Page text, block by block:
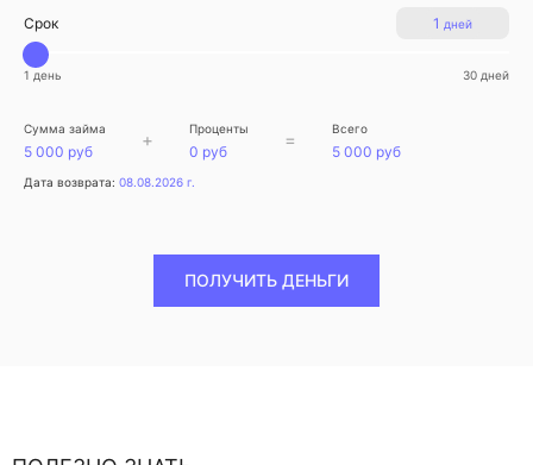
1 дней
Срок
1 день 30 дней
Сумма займа
5 000 руб
+ Проценты
0 руб
= Всего
5 000 руб
Дата возврата: 08.08.2026 г.
ПОЛУЧИТЬ ДЕНЬГИ